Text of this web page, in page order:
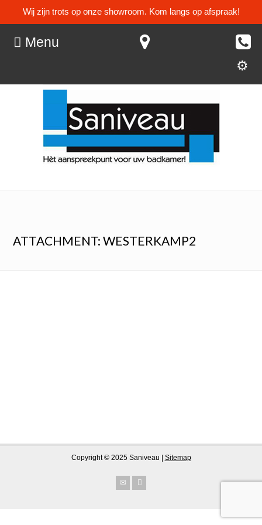
Wij zijn trots op onze showroom. Kom langs op afspraak!
Menu
ATTACHMENT: WESTERKAMP2
Copyright © 2025 Saniveau | Sitemap